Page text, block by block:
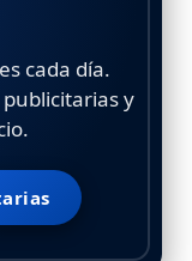
cada día.
y